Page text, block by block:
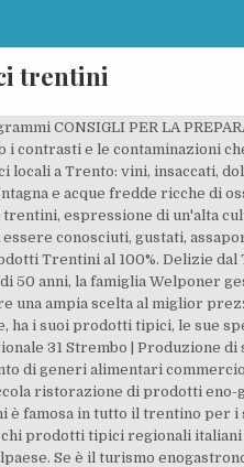
trentini
CONSIGLI PER LA
i contrasti e le contaminazioni
a Trento: vini, insaccati,
e acque fredde ricche di
espressione di un'alta
conosciuti, gustati,
Trentini al 100%. Delizie
anni, la famiglia Welponer
una ampia scelta al miglior
i suoi prodotti tipici, le sue
31 Strembo | Produzione
di generi alimentari
ristorazione di prodotti
è famosa in tutto il trentino
prodotti tipici regionali italiani
Se è il turismo